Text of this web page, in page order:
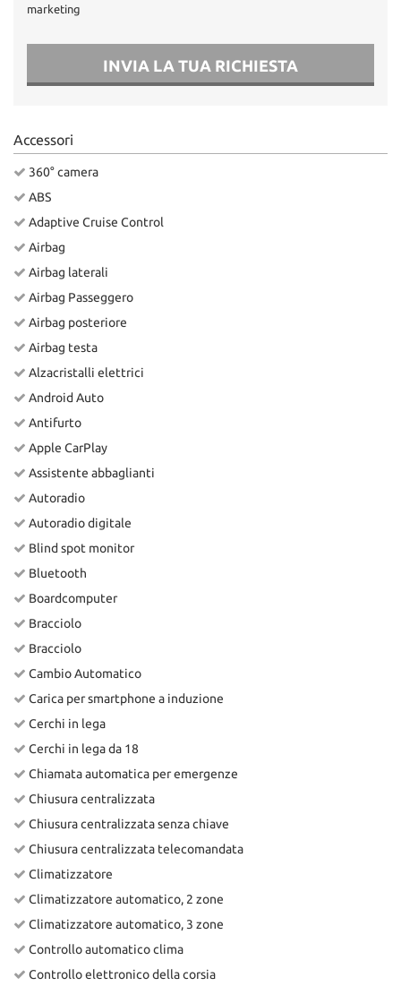
marketing
INVIA LA TUA RICHIESTA
Accessori
360° camera
ABS
Adaptive Cruise Control
Airbag
Airbag laterali
Airbag Passeggero
Airbag posteriore
Airbag testa
Alzacristalli elettrici
Android Auto
Antifurto
Apple CarPlay
Assistente abbaglianti
Autoradio
Autoradio digitale
Blind spot monitor
Bluetooth
Boardcomputer
Bracciolo
Bracciolo
Cambio Automatico
Carica per smartphone a induzione
Cerchi in lega
Cerchi in lega da 18
Chiamata automatica per emergenze
Chiusura centralizzata
Chiusura centralizzata senza chiave
Chiusura centralizzata telecomandata
Climatizzatore
Climatizzatore automatico, 2 zone
Climatizzatore automatico, 3 zone
Controllo automatico clima
Controllo elettronico della corsia